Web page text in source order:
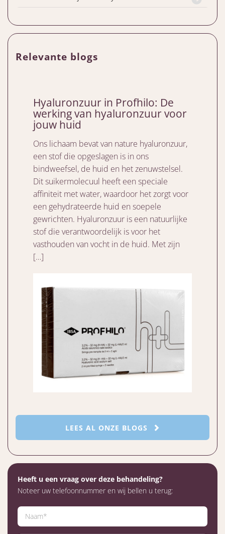
Relevante blogs
Hyaluronzuur in Profhilo: De
werking van hyaluronzuur voor
jouw huid
Ons lichaam bevat van nature hyaluronzuur,
een stof die opgeslagen is in ons
bindweefsel, de huid en het zenuwstelsel.
Dit suikermolecuul heeft een speciale
affiniteit met water, waardoor het zorgt voor
een gehydrateerde huid en soepele
gewrichten. Hyaluronzuur is een natuurlijke
stof die verantwoordelijk is voor het
vasthouden van vocht in de huid. Met zijn
[…]
LEES AL ONZE BLOGS
Heeft u een vraag over deze behandeling?
Noteer uw telefoonnummer en wij bellen u terug: